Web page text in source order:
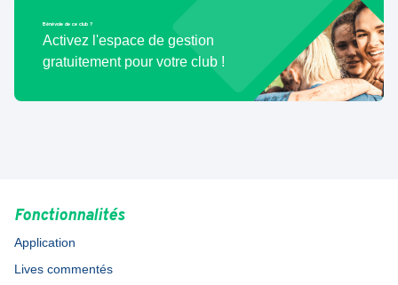
Bénévole de ce club ?
Activez l'espace de gestion
gratuitement pour votre club !
Fonctionnalités
Application
Lives commentés